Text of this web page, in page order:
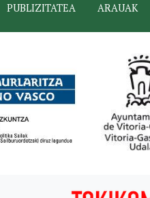
PUBLIZITATEA ARAUAK